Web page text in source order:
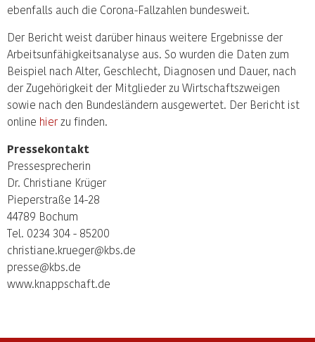
ebenfalls auch die Corona-Fallzahlen bundesweit.
Der Bericht weist darüber hinaus weitere Ergebnisse der
Arbeitsunfähigkeitsanalyse aus. So wurden die Daten zum
Beispiel nach Alter, Geschlecht, Diagnosen und Dauer, nach
der Zugehörigkeit der Mitglieder zu Wirtschaftszweigen
sowie nach den Bundesländern ausgewertet. Der Bericht ist
online hier zu finden.
Pressekontakt
Pressesprecherin
Dr. Christiane Krüger
Pieperstraße 14-28
44789 Bochum
Tel. 0234 304 - 85200
christiane.krueger@kbs.de
presse@kbs.de
www.knappschaft.de